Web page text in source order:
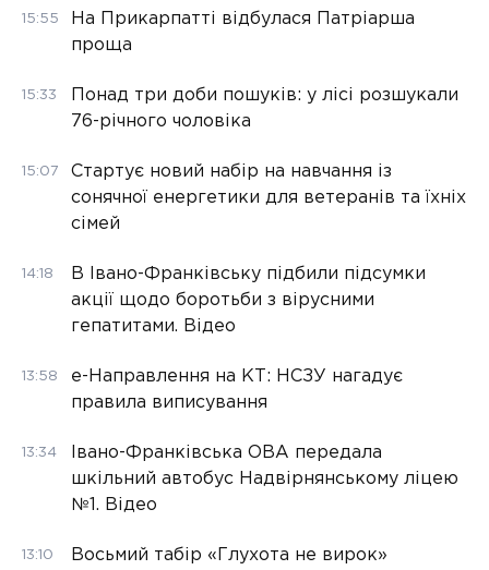
15:55
На Прикарпатті відбулася Патріарша
проща
15:33
Понад три доби пошуків: у лісі розшукали
76-річного чоловіка
15:07
Стартує новий набір на навчання із
сонячної енергетики для ветеранів та їхніх
сімей
14:18
В Івано-Франківську підбили підсумки
акції щодо боротьби з вірусними
гепатитами. Відео
13:58
е-Направлення на КТ: НСЗУ нагадує
правила виписування
13:34
Івано-Франківська ОВА передала
шкільний автобус Надвірнянському ліцею
№1. Відео
13:10
Восьмий табір «Глухота не вирок»